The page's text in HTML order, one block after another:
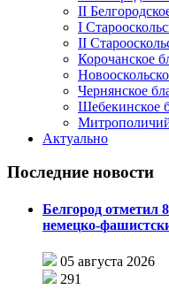
II
I
II
Корочанское
Чернянское
Шебекинское
Митрополичий
Актуально
Последние новости
Белгород отметил
немецко-
05 августа 2026
291